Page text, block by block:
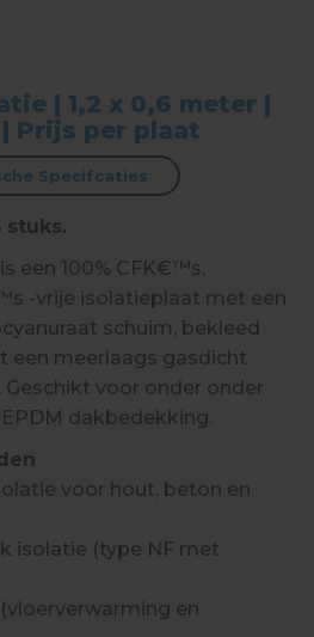
| 1,2 x 0,6 meter |
Prijs per plaat
Specifcaties
stuks.
een 100% CFK€™s,
-vrije isolatieplaat met een
schuim, bekleed
een meerlaags gasdicht
voor onder onder
dakbedekking.
voor hout, beton en
isolatie (type NF met
en